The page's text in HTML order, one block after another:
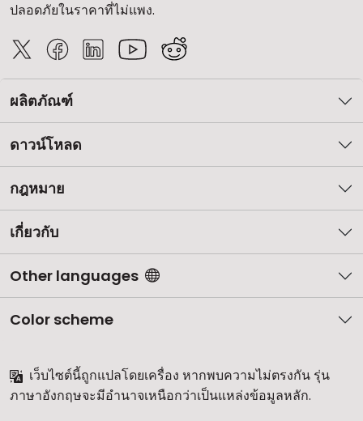
ปลอดภัยในราคาที่ไม่แพง.
ผลิตภัณฑ์
ดาวน์โหลด
กฎหมาย
เกี่ยวกับ
Other languages
Color scheme
เว็บไซต์นี้ถูกแปลโดยเครื่อง หากพบความไม่ตรงกัน รุ่น
ภาษาอังกฤษจะมีอำนาจเหนือกว่าเป็นแหล่งข้อมูลหลัก.